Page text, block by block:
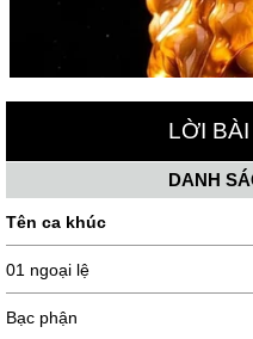
LỜI
DANH
Tên ca khúc
01 ngoại lệ
Bạc phận